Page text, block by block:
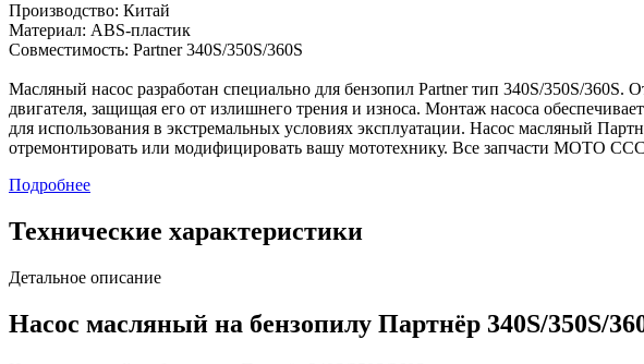
Производство: Китай
Материал: ABS-пластик
Совместимость: Partner 340S/350S/360S
Масляный насос разработан специально для бензопил Partner тип 340S/350S/
двигателя, защищая его от излишнего трения и износа. Монтаж насоса
для использования в экстремальных условиях эксплуатации. Насос масляный
отремонтировать или модифицировать вашу мототехнику. Все запчасти МОТО
Подробнее
Технические характеристики
Детальное описание
Насос масляный на бензопилу Партнёр 340S/350S/